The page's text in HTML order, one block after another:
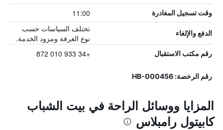
وقت تسجيل المغادرة 11:00
الدفع والإلغاء
تختلف السياسات حسب
نوع الغرفة ومزود الخدمة.
رقم مكتب الاستقبال +34 933 010 872
رقم الرخصة: HB-000456
المزايا ووسائل الراحة في بيت الشباب
كابيتول رامبلاس